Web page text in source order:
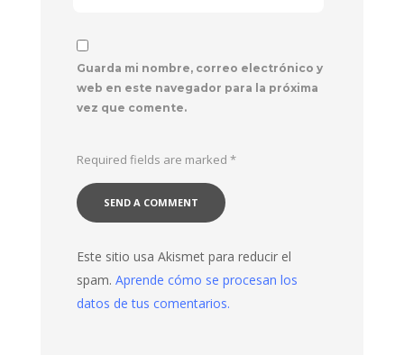
Guarda mi nombre, correo electrónico y
web en este navegador para la próxima
vez que comente.
Required fields are marked *
Este sitio usa Akismet para reducir el
spam. Aprende cómo se procesan los
datos de tus comentarios.